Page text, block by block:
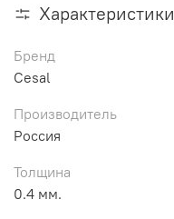
Характеристики
Бренд
Cesal
Производитель
Россия
Толщина
0.4 мм.